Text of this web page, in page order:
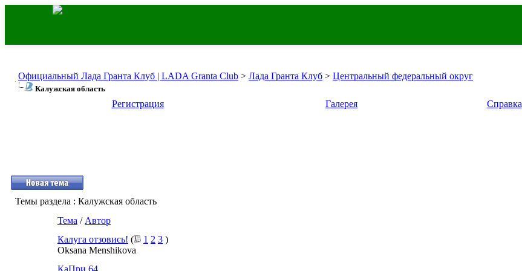
Официальный Лада Гранта Клуб | LADA Granta Club > Лада Гранта Клуб > Центральный федеральный округ
Калужская область
Регистрация
Галерея Справка
Темы раздела : Калужская область
Тема / Автор
Калуга отзовись! ( 1 2 3 )
Oksana Menshikova
КаПри 64